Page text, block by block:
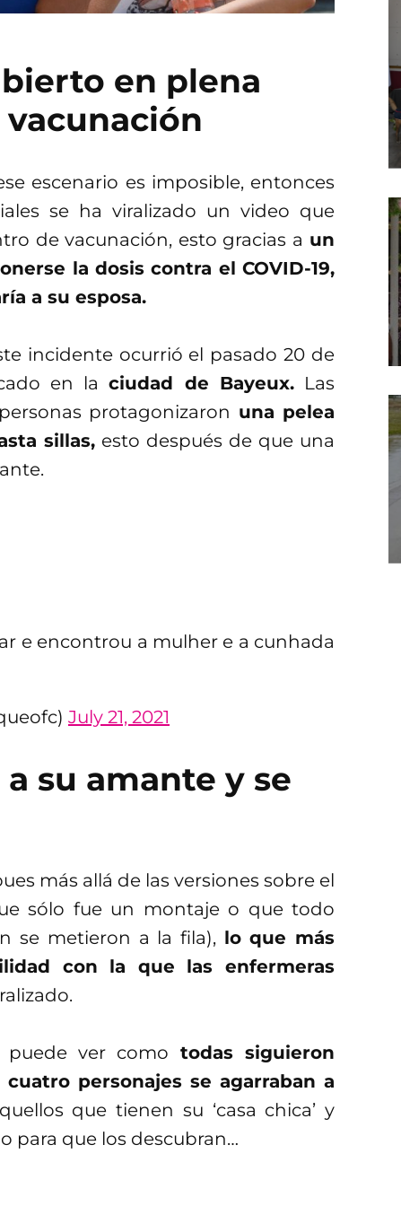
en plena
escenario es imposible, entonces
se ha viralizado un video que
de vacunación, esto gracias a un
la dosis contra el COVID-19,
a su esposa.
incidente ocurrió el pasado 20 de
en laciudad de Bayeux.Las
protagonizaron una pelea
sillas,esto después de que una
e encontrou a mulher e a cunhada
July 21, 2021
su amante y se
más allá de las versiones sobre el
sólo fue un montaje o que todo
se metieron a la fila), lo que más
con la que las enfermeras
ver como todas siguieron
personajes se agarraban a
que tienen su ‘casa chica’ y
para que los descubran…